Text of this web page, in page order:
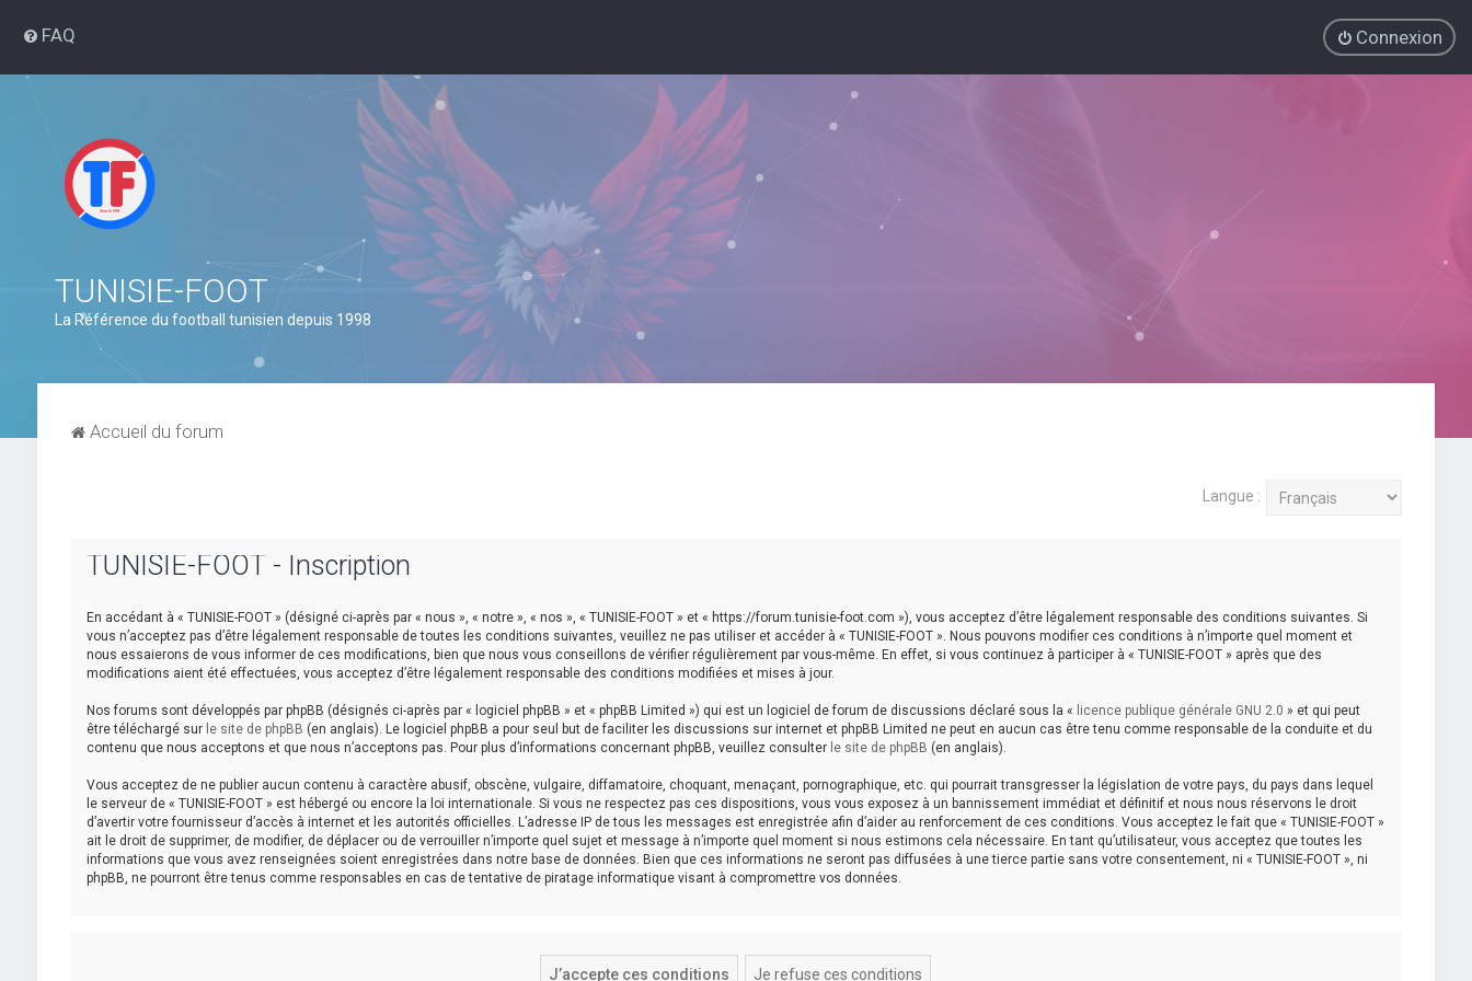
FAQ Connexion
TUNISIE-FOOT
La Référence du football tunisien depuis 1998
Accueil du forum
Langue :
TUNISIE-FOOT - Inscription
En accédant à « TUNISIE-FOOT » (désigné ci-après par « nous », « notre », « nos », « TUNISIE-FOOT » et « https://forum.tunisie-foot.com »), vous acceptez d’être légalement responsable des conditions suivantes. Si
vous n’acceptez pas d’être légalement responsable de toutes les conditions suivantes, veuillez ne pas utiliser et accéder à « TUNISIE-FOOT ». Nous pouvons modifier ces conditions à n’importe quel moment et
nous essaierons de vous informer de ces modifications, bien que nous vous conseillons de vérifier régulièrement par vous-même. En effet, si vous continuez à participer à « TUNISIE-FOOT » après que des
modifications aient été effectuées, vous acceptez d’être légalement responsable des conditions modifiées et mises à jour.
Nos forums sont développés par phpBB (désignés ci-après par « logiciel phpBB » et « phpBB Limited ») qui est un logiciel de forum de discussions déclaré sous la « licence publique générale GNU 2.0 » et qui peut
être téléchargé sur le site de phpBB (en anglais). Le logiciel phpBB a pour seul but de faciliter les discussions sur internet et phpBB Limited ne peut en aucun cas être tenu comme responsable de la conduite et du
contenu que nous acceptons et que nous n’acceptons pas. Pour plus d’informations concernant phpBB, veuillez consulter le site de phpBB (en anglais).
Vous acceptez de ne publier aucun contenu à caractère abusif, obscène, vulgaire, diffamatoire, choquant, menaçant, pornographique, etc. qui pourrait transgresser la législation de votre pays, du pays dans lequel
le serveur de « TUNISIE-FOOT » est hébergé ou encore la loi internationale. Si vous ne respectez pas ces dispositions, vous vous exposez à un bannissement immédiat et définitif et nous nous réservons le droit
d’avertir votre fournisseur d’accès à internet et les autorités officielles. L’adresse IP de tous les messages est enregistrée afin d’aider au renforcement de ces conditions. Vous acceptez le fait que « TUNISIE-FOOT »
ait le droit de supprimer, de modifier, de déplacer ou de verrouiller n’importe quel sujet et message à n’importe quel moment si nous estimons cela nécessaire. En tant qu’utilisateur, vous acceptez que toutes les
informations que vous avez renseignées soient enregistrées dans notre base de données. Bien que ces informations ne seront pas diffusées à une tierce partie sans votre consentement, ni « TUNISIE-FOOT », ni
phpBB, ne pourront être tenus comme responsables en cas de tentative de piratage informatique visant à compromettre vos données.